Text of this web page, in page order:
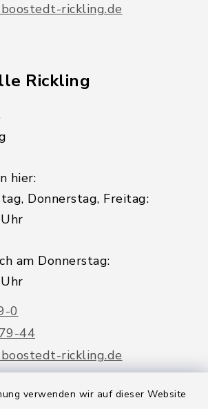
verwenden wir auf dieser Website
rickling.de
Rickling
hier:
Donnerstag, Freitag:
am Donnerstag:
0
44
rickling.de